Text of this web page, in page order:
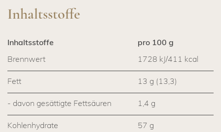
Inhaltsstoffe
Inhaltsstoffe pro 100 g
Brennwert 1728 kJ/411 kcal
Fett 13 g (13,3)
- davon gesättigte Fettsäuren 1,4 g
Kohlenhydrate 57 g